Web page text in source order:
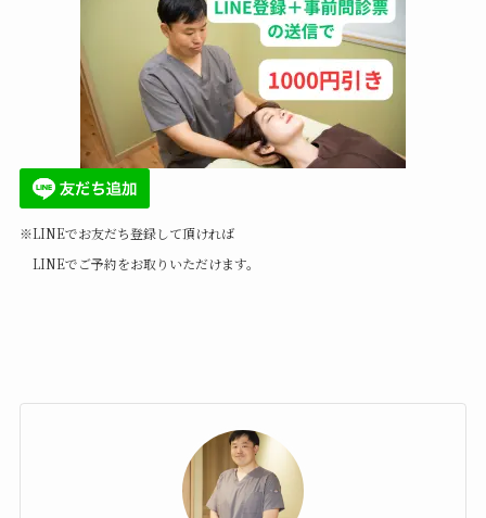
※LINEでお友だち登録して頂ければ
LINEでご予約をお取りいただけます。